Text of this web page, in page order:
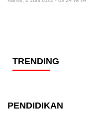
TRENDING
PENDIDIKAN